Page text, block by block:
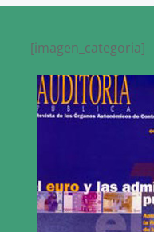
[imagen_categoria]